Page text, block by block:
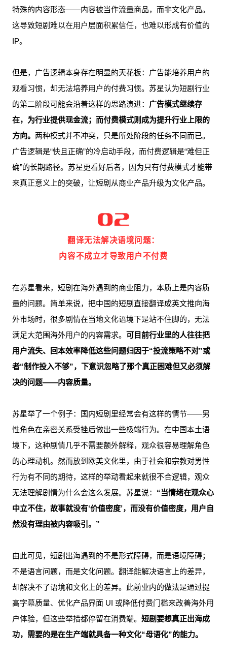
特殊的内容形态——内容被当作流量商品，而非文化产品。
这导致短剧难以在用户层面积累信任，也难以形成有价值的
IP。
但是，广告逻辑本身存在明显的天花板：广告能培养用户的
观看习惯，却无法培养用户的付费习惯。苏星认为短剧行业
的第二阶段可能会沿着这样的思路演进： 广告模式继续存
在，为行业提供现金流；而付费模式则成为提升行业上限的
方向。 两种模式并不冲突，只是所处阶段的任务不同而已。
广告逻辑是“快且正确”的冷启动手段，而付费逻辑是“难但正
确”的长期路径。苏星更看好后者，因为只有付费模式才能带
来真正意义上的突破，让短剧从商业产品升级为文化产品。
翻译无法解决语境问题：
内容不成立才导致用户不付费
在苏星看来，短剧在海外遇到的商业阻力，本质上是内容质
量的问题。简单来说，把中国的短剧直接翻译成英文推向海
外市场时，很多剧情在当地文化语境下是站不住脚的，无法
满足大范围海外用户的内容需求。 可目前行业里的人往往把
用户流失、回本效率降低这些问题归因于“投流策略不对”或
者“制作投入不够”，下意识忽略了那个真正困难但又必须解
决的问题——内容质量。
苏星举了一个例子：国内短剧里经常会有这样的情节——男
性角色在亲密关系受挫后做出一些极端行为。在中国本土语
境下，这种剧情几乎不需要额外解释，观众很容易理解角色
的心理动机。然而放到欧美文化里，由于社会和宗教对男性
行为有不同的期待，这样的举动看起来就很不合逻辑，观众
无法理解剧情为什么会这么发展。苏星说： “当情绪在观众心
中立不住，故事就没有‘价值密度’，而没有价值密度，用户自
然没有理由被内容吸引。”
由此可见，短剧出海遇到的不是形式障碍，而是语境障碍；
不是语言问题，而是文化问题。翻译能解决语言上的差异，
却解决不了语境和文化上的差异。此前业内的做法是通过提
高字幕质量、优化产品界面 UI 或降低付费门槛来改善海外用
户体验，但这些举措都停留在消费端。 短剧要想真正出海成
功，需要的是在生产端就具备一种文化“母语化”的能力。